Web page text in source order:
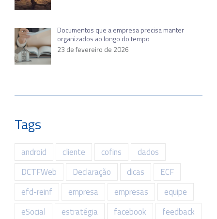
Documentos que a empresa precisa manter
organizados ao longo do tempo
23 de fevereiro de 2026
Tags
android cliente cofins
dados
DCTFWeb
Declaração dicas
ECF
efd-reinf
empresa empresas
equipe
eSocial
estratégia facebook
feedback